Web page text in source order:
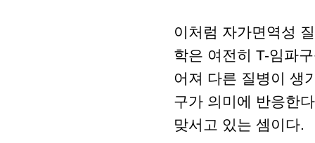
이처럼 자가면역성
학은 여전히 T-임파
어져 다른 질병이 생
구가 의미에 반응한
맞서고 있는 셈이다.